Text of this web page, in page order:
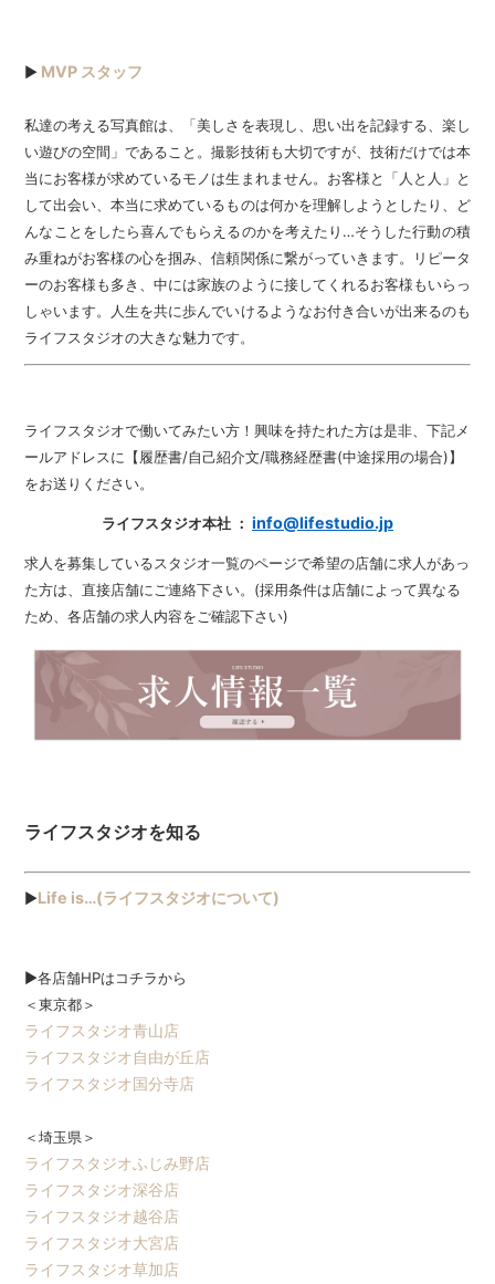
▶ MVP スタッフ
私達の考える写真館は、「美しさを表現し、思い出を記録する、楽し
い遊びの空間」であること。撮影技術も大切ですが、技術だけでは本
当にお客様が求めているモノは生まれません。お客様と「人と人」と
して出会い、本当に求めているものは何かを理解しようとしたり、ど
んなことをしたら喜んでもらえるのかを考えたり…そうした行動の積
み重ねがお客様の心を掴み、信頼関係に繋がっていきます。リピータ
ーのお客様も多き、中には家族のように接してくれるお客様もいらっ
しゃいます。人生を共に歩んでいけるようなお付き合いが出来るのも
ライフスタジオの大きな魅力です。
ライフスタジオで働いてみたい方！興味を持たれた方は是非、下記メ
ールアドレスに【履歴書/自己紹介文/職務経歴書(中途採用の場合)】
をお送りください。
ライフスタジオ本社 ： info@lifestudio.jp
求人を募集しているスタジオ一覧のページで希望の店舗に求人があっ
た方は、直接店舗にご連絡下さい。(採用条件は店舗によって異なる
ため、各店舗の求人内容をご確認下さい)
ライフスタジオを知る
▶Life is…(ライフスタジオについて)
▶各店舗HPはコチラから
＜東京都＞
ライフスタジオ青山店
ライフスタジオ自由が丘店
ライフスタジオ国分寺店
＜埼玉県＞
ライフスタジオふじみ野店
ライフスタジオ深谷店
ライフスタジオ越谷店
ライフスタジオ大宮店
ライフスタジオ草加店